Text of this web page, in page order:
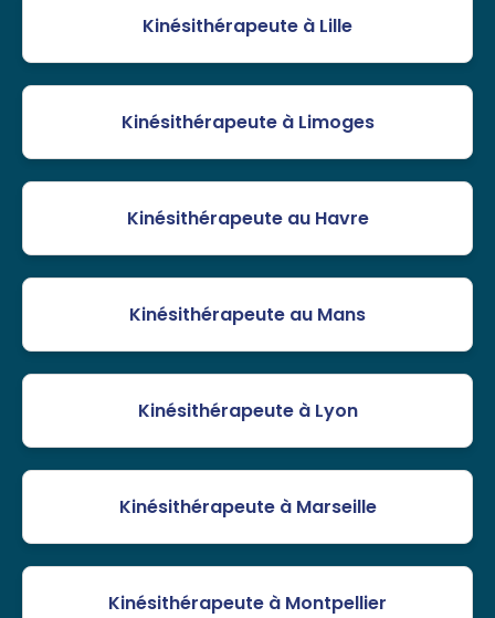
Kinésithérapeute à Lille
Kinésithérapeute à Limoges
Kinésithérapeute au Havre
Kinésithérapeute au Mans
Kinésithérapeute à Lyon
Kinésithérapeute à Marseille
Kinésithérapeute à Montpellier